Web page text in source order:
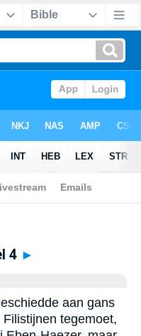
Samuel 4
4 ►
aan gans
tegemoet,